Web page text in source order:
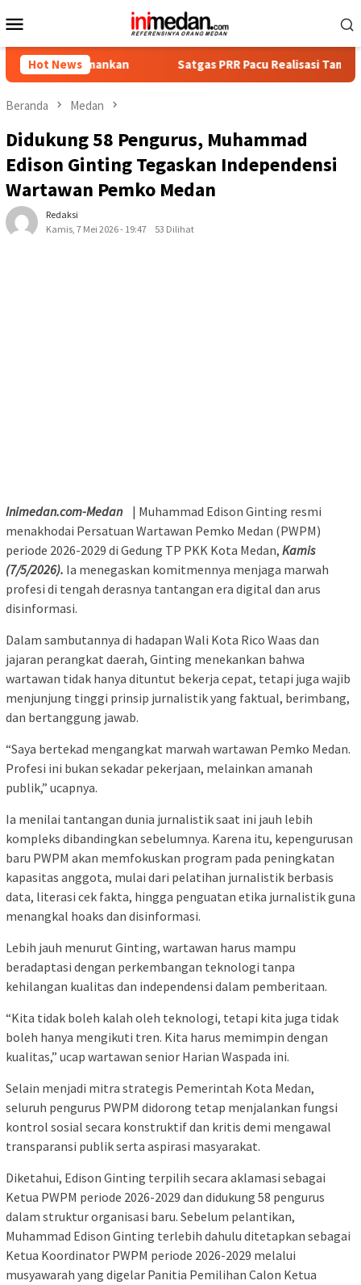
ke
Mobile
Hot News Satgas PRR Pacu Realisasi Tambahan TKD
Beranda Medan
Didukung 58 Pengurus, Muhammad
Edison Ginting Tegaskan Independensi
Wartawan Pemko Medan
Redaksi
Kamis, 7 Mei 2026 - 19:47
53 Dilihat
Inimedan.com-Medan | Muhammad Edison Ginting resmi
menakhodai Persatuan Wartawan Pemko Medan (PWPM)
periode 2026-2029 di Gedung TP PKK Kota Medan, Kamis
(7/5/2026). Ia menegaskan komitmennya menjaga marwah
profesi di tengah derasnya tantangan era digital dan arus
disinformasi.
Dalam sambutannya di hadapan Wali Kota Rico Waas dan
jajaran perangkat daerah, Ginting menekankan bahwa
wartawan tidak hanya dituntut bekerja cepat, tetapi juga wajib
menjunjung tinggi prinsip jurnalistik yang faktual, berimbang,
dan bertanggung jawab.
“Saya bertekad mengangkat marwah wartawan Pemko Medan.
Profesi ini bukan sekadar pekerjaan, melainkan amanah
publik,” ucapnya.
Ia menilai tantangan dunia jurnalistik saat ini jauh lebih
kompleks dibandingkan sebelumnya. Karena itu, kepengurusan
baru PWPM akan memfokuskan program pada peningkatan
kapasitas anggota, mulai dari pelatihan jurnalistik berbasis
data, literasi cek fakta, hingga penguatan etika jurnalistik guna
menangkal hoaks dan disinformasi.
Lebih jauh menurut Ginting, wartawan harus mampu
beradaptasi dengan perkembangan teknologi tanpa
kehilangan kualitas dan independensi dalam pemberitaan.
“Kita tidak boleh kalah oleh teknologi, tetapi kita juga tidak
boleh hanya mengikuti tren. Kita harus memimpin dengan
kualitas,” ucap wartawan senior Harian Waspada ini.
Selain menjadi mitra strategis Pemerintah Kota Medan,
seluruh pengurus PWPM didorong tetap menjalankan fungsi
kontrol sosial secara konstruktif dan kritis demi mengawal
transparansi publik serta aspirasi masyarakat.
Diketahui, Edison Ginting terpilih secara aklamasi sebagai
Ketua PWPM periode 2026-2029 dan didukung 58 pengurus
dalam struktur organisasi baru. Sebelum pelantikan,
Muhammad Edison Ginting terlebih dahulu ditetapkan sebagai
Ketua Koordinator PWPM periode 2026-2029 melalui
musyawarah yang digelar Panitia Pemilihan Calon Ketua